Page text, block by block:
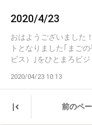
2020/4/23
おはようございました
トとなりました｢まご
ビス）｣をひとまろビ
2020/04/23 10:13
| 前のペ